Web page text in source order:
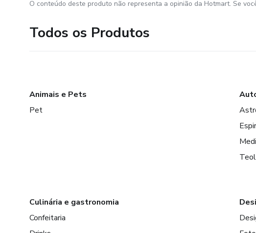
O conteúdo deste produto não representa a opinião da Hotmart. Se
Todos os Produtos
Animais e Pets
Pet
Culinária e gastronomia
Confeitaria